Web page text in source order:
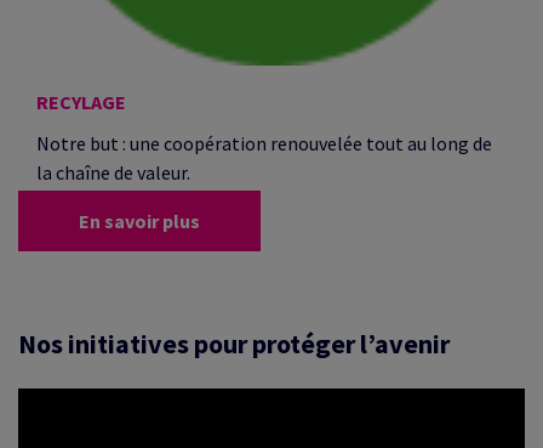
RECYLAGE
Notre but : une coopération renouvelée tout au long de
la chaîne de valeur.
En savoir plus
Nos initiatives pour protéger l’avenir